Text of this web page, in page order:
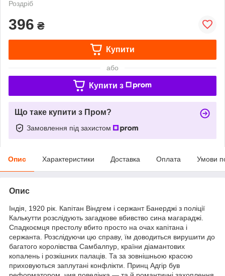
Роздріб
396 ₴
Купити
або
Купити з
Що таке купити з Пром?
Замовлення під захистом
Опис Характеристики Доставка Оплата Умови
Опис
Індія, 1920 рік. Капітан Віндгем і сержант Банерджі з поліції
Калькутти розслідують загадкове вбивство сина магараджі.
Спадкоємця престолу вбито просто на очах капітана і
сержанта. Розслідуючи цю справу, їм доводиться вирушити до
багатого королівства Самбалпур, країни діамантових
копалень і розкішних палаців. Та за зовнішньою красою
приховуються заплутані конфлікти. Принц Адгір був